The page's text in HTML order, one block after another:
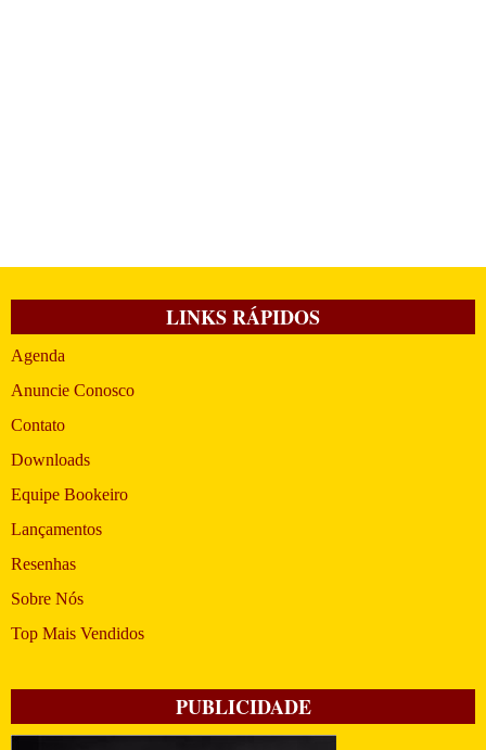
LINKS RÁPIDOS
Agenda
Anuncie Conosco
Contato
Downloads
Equipe Bookeiro
Lançamentos
Resenhas
Sobre Nós
Top Mais Vendidos
PUBLICIDADE